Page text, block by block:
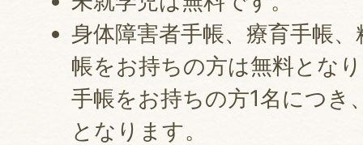
身体障害者手帳、療育手帳
帳をお持ちの方は無料とな
手帳をお持ちの方1名につき
となります。